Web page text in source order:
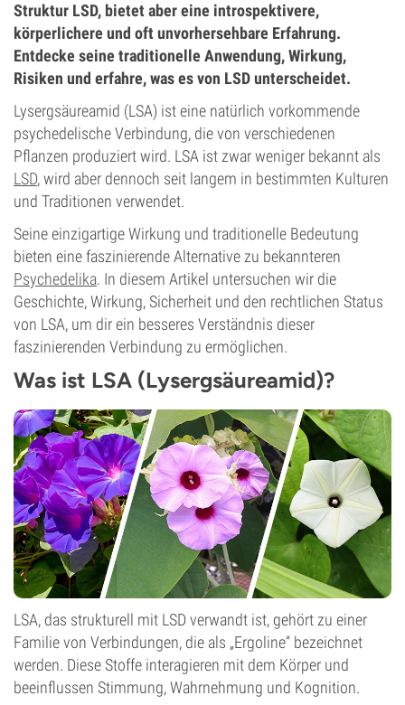
Struktur LSD, bietet aber eine introspektivere,
körperlichere und oft unvorhersehbare Erfahrung.
Entdecke seine traditionelle Anwendung, Wirkung,
Risiken und erfahre, was es von LSD unterscheidet.
Lysergsäureamid (LSA) ist eine natürlich vorkommende
psychedelische Verbindung, die von verschiedenen
Pflanzen produziert wird. LSA ist zwar weniger bekannt als
LSD, wird aber dennoch seit langem in bestimmten Kulturen
und Traditionen verwendet.
Seine einzigartige Wirkung und traditionelle Bedeutung
bieten eine faszinierende Alternative zu bekannteren
Psychedelika. In diesem Artikel untersuchen wir die
Geschichte, Wirkung, Sicherheit und den rechtlichen Status
von LSA, um dir ein besseres Verständnis dieser
faszinierenden Verbindung zu ermöglichen.
Was ist LSA (Lysergsäureamid)?
LSA, das strukturell mit LSD verwandt ist, gehört zu einer
Familie von Verbindungen, die als „Ergoline“ bezeichnet
werden. Diese Stoffe interagieren mit dem Körper und
beeinflussen Stimmung, Wahrnehmung und Kognition.